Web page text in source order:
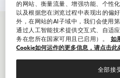
的网站、衡量流量、增强功能、个性
以及根据您在浏览过程中表现出的偏
外，在网站的AI子域中，我们会使用
通过人工智能技术提供交互式、自适
务在您所在国家可用且已启用）。
如
Cookie如何运作的更多信息，请点击此
全部接